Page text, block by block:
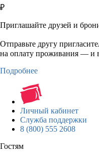
₽
Приглашайте друзей и
Отправьте другу
на оплату проживания — и
Подробнее
Личный кабинет
Служба поддержки
8 (800) 555 2608
Гостям